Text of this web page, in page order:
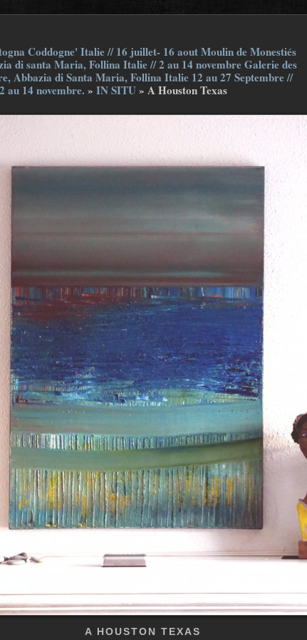
Coddogne' Italie // 16 juillet- 16 aout Moulin de Monestiés
di santa Maria, Follina Italie // 2 au 14 novembre Galerie des
Abbazia di Santa Maria, Follina Italie 12 au 27 Septembre //
au 14 novembre. » IN SITU» A Houston Texas
A HOUSTON TEXAS